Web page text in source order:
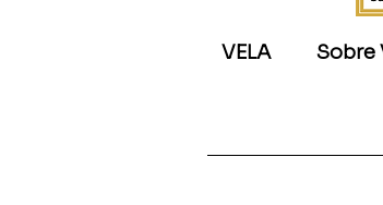
VELA Sobre